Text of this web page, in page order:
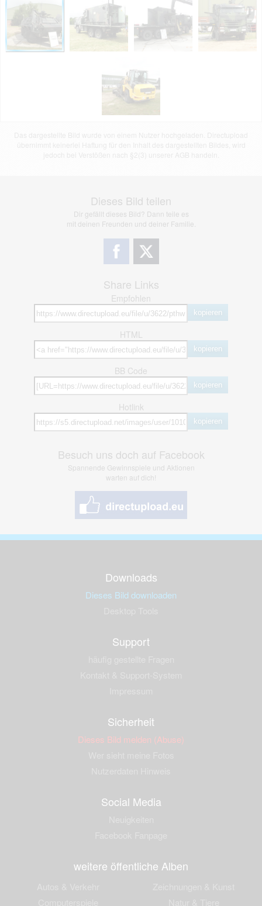
Dieses Bild teilen
Dir gefällt dieses Bild? Dann teile es
mit deinen Freunden und deiner Familie.
Share Links
Empfohlen
kopieren
HTML
kopieren
BB Code
kopieren
Hotlink
kopieren
Besuch uns doch auf Facebook
Spannende Gewinnspiele und Aktionen
warten auf dich!
Downloads
Dieses Bild downloaden
Support
Sicherheit
Dieses Bild melden (Abuse)
Social Media
weitere öffentliche Alben